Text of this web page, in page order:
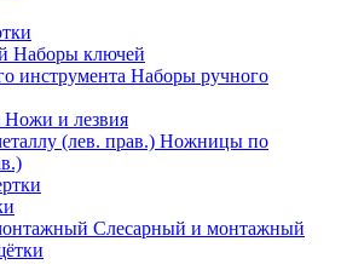
Наборы ключей
Наборы ручного
Ножи и лезвия
Ножницы по
Слесарный и монтажный